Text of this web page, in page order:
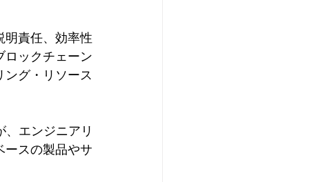
明責任、効率性
ロックチェーン
ング・リソース
、エンジニアリ
ースの製品やサ